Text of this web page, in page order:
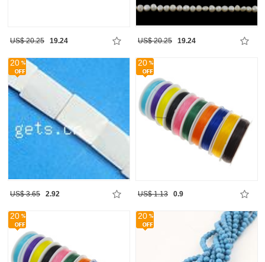
US$ 20.25 19.24 US$ 20.25 19.24
20
US$ 3.65 2.92
20
US$ 1.13 0.9
20 20